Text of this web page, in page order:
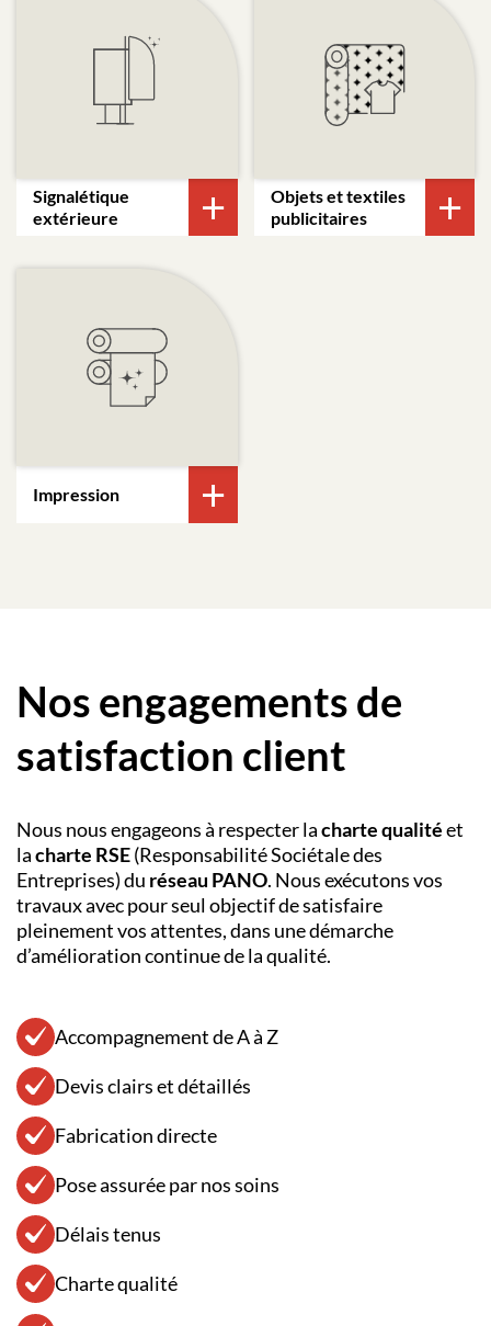
Signalétique
extérieure
Objets et textiles
publicitaires
Impression
Nos engagements de
satisfaction client
Nous nous engageons à respecter lacharte qualitéet
lacharte RSE(Responsabilité Sociétale des
Entreprises) du réseau PANO. Nous exécutons vos
travaux avec pour seul objectif de satisfaire
pleinement vos attentes, dans une démarche
d’amélioration continue de la qualité.
Accompagnement de A à Z
Devis clairs et détaillés
Fabrication directe
Pose assurée par nos soins
Délais tenus
Charte qualité